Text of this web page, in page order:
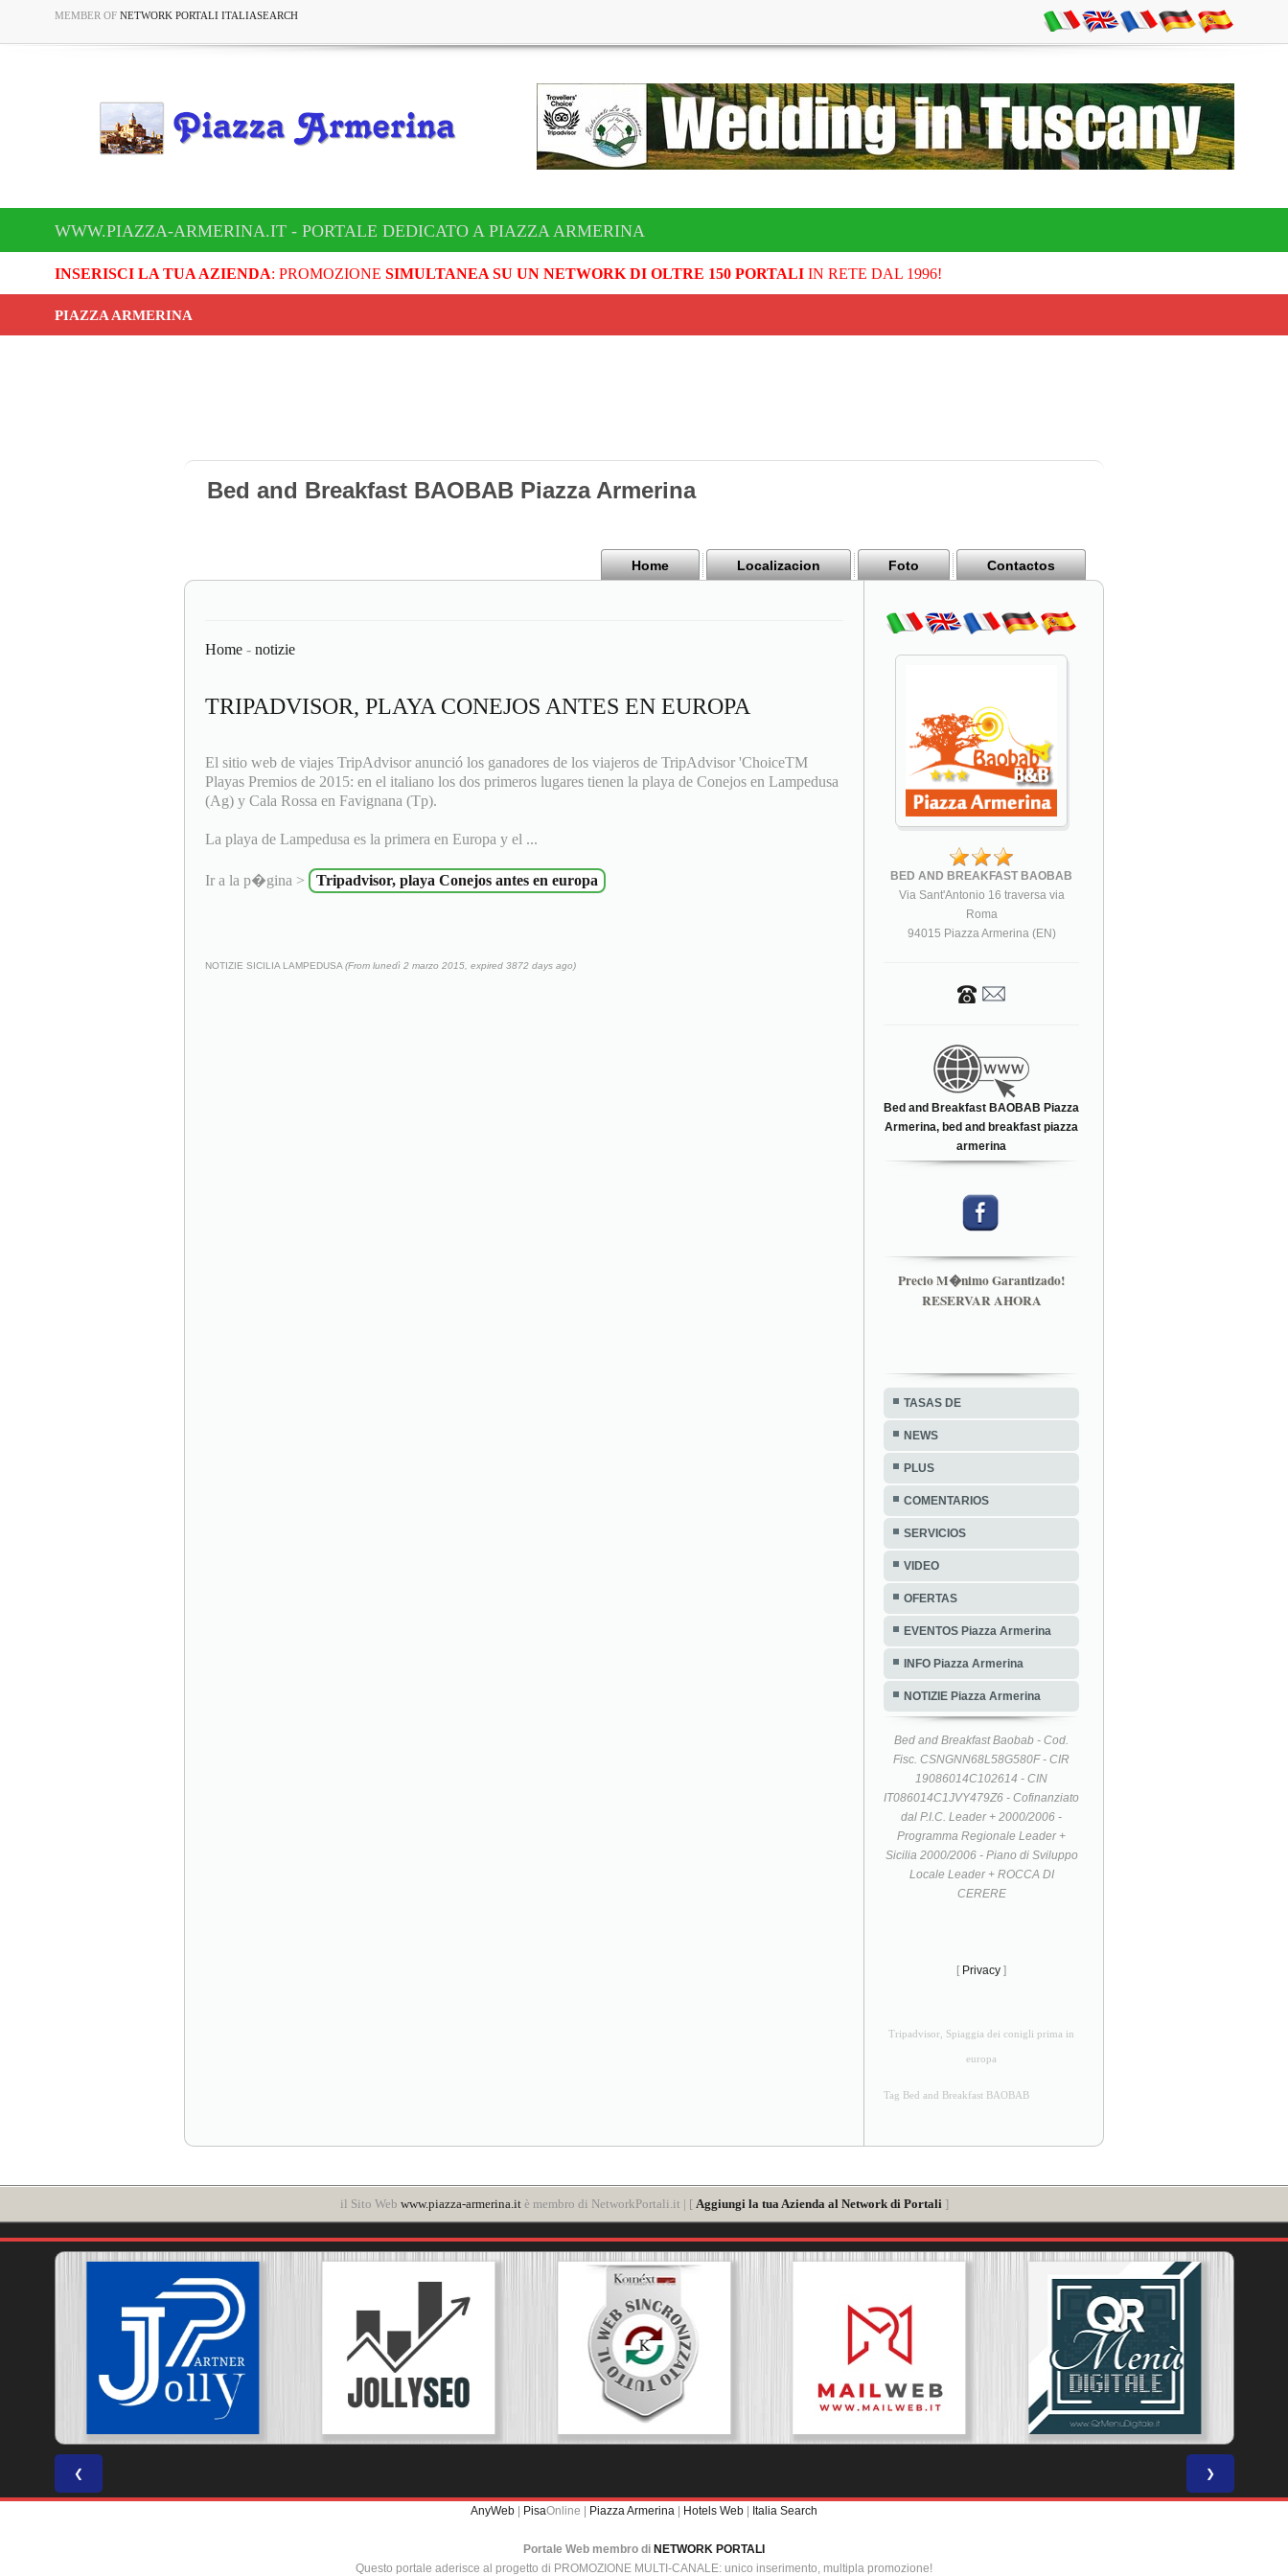
MEMBER OF NETWORK PORTALI ITALIASEARCH
WWW.PIAZZA-ARMERINA.IT - PORTALE DEDICATO A PIAZZA ARMERINA
INSERISCI LA TUA AZIENDA: PROMOZIONE SIMULTANEA SU UN NETWORK DI OLTRE 150 PORTALIIN RETE DAL 1996!
PIAZZA ARMERINA
Bed and Breakfast BAOBAB Piazza Armerina
Home Localizacion Foto Contactos
Home - notizie
TRIPADVISOR, PLAYA CONEJOS ANTES EN EUROPA
El sitio web de viajes TripAdvisor anunció los ganadores de los viajeros de TripAdvisor 'ChoiceTM
Playas Premios de 2015: en el italiano los dos primeros lugares tienen la playa de Conejos en Lampedusa
(Ag) y Cala Rossa en Favignana (Tp).
La playa de Lampedusa es la primera en Europa y el ...
Ir a la p�gina > Tripadvisor, playa Conejos antes en europa
NOTIZIE SICILIA LAMPEDUSA (From lunedì 2 marzo 2015, expired 3872 days ago)
BED AND BREAKFAST BAOBAB
Via Sant'Antonio 16 traversa via
Roma
94015 Piazza Armerina (EN)
Bed and Breakfast BAOBAB Piazza
Armerina, bed and breakfast piazza
armerina
Precio M�nimo Garantizado!
RESERVAR AHORA
TASAS DE
NEWS
PLUS
COMENTARIOS
SERVICIOS
VIDEO
OFERTAS
EVENTOS Piazza Armerina
INFO Piazza Armerina
NOTIZIE Piazza Armerina
Bed and Breakfast Baobab - Cod.
Fisc. CSNGNN68L58G580F - CIR
19086014C102614 - CIN
IT086014C1JVY479Z6 - Cofinanziato
dal P.I.C. Leader + 2000/2006 -
Programma Regionale Leader +
Sicilia 2000/2006 - Piano di Sviluppo
Locale Leader + ROCCA DI
CERERE
[ Privacy ]
Tripadvisor, Spiaggia dei conigli prima in
europa
Tag Bed and Breakfast BAOBAB
il Sito Web www.piazza-armerina.itè membro di NetworkPortali.it | [ Aggiungi la tua Azienda al Network di Portali ]
❮ ❯
AnyWeb | PisaOnline | Piazza Armerina | Hotels Web | Italia Search
Portale Web membro di NETWORK PORTALI
Questo portale aderisce al progetto di PROMOZIONE MULTI-CANALE: unico inserimento, multipla promozione!